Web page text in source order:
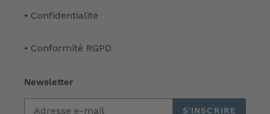
• Confidentialité
• Conformité RGPD
Newsletter
S'INSCRIRE